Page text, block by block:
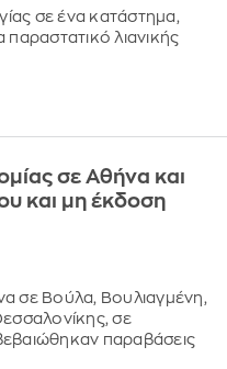
σε ένα κατάστημα,
λιανικής
σε Αθήνα και
και μη έκδοση
σε Βούλα, Βουλιαγμένη,
σε
παραβάσεις